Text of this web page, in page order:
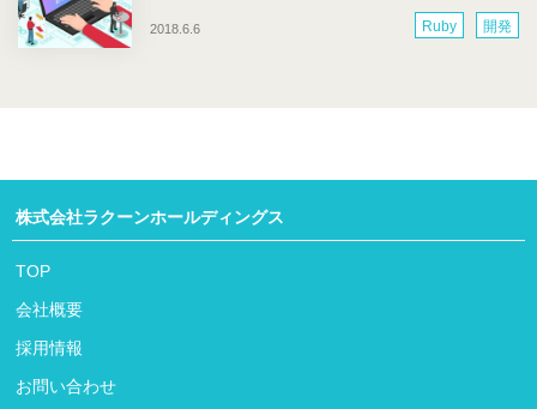
2018.6.6 Ruby 開発
株式会社ラクーンホールディングス
TOP
会社概要
採用情報
お問い合わせ